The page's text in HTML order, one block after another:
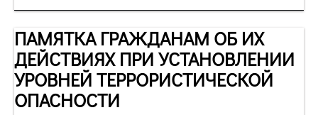
ПАМЯТКА ГРАЖДАНАМ ОБ ИХ
ДЕЙСТВИЯХ ПРИ УСТАНОВЛЕНИИ
УРОВНЕЙ ТЕРРОРИСТИЧЕСКОЙ
ОПАСНОСТИ